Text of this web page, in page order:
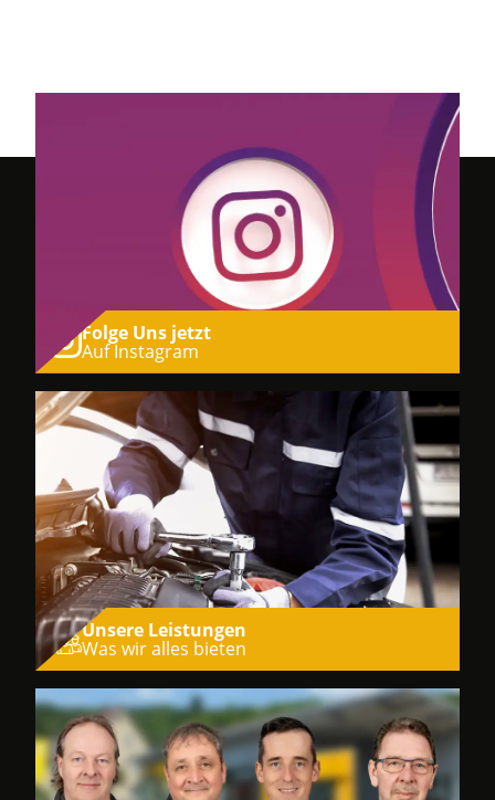
Folge Uns jetzt
Auf Instagram
Unsere Leistungen
Was wir alles bieten